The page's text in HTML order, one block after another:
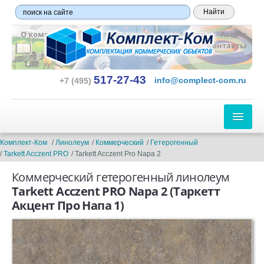
О компании Оплата и доставка Новости
Акции
Контакты
+7 (495) 517-27-43 info@complect-com.ru
ЛИНОЛЕУМ
Бытовой
Полукоммерческий
Коммерческий
Гетерогенный
Гомогенный
Комплект-Ком Линолеум Коммерческий
Гетерогенный
Tarkett Acczent PRO
Tarkett Acczent Pro Napa 2
Коммерческий гетерогенный линолеум
Tarkett Acczent PRO Napa 2(Таркетт
Акцент Про Напа 1)